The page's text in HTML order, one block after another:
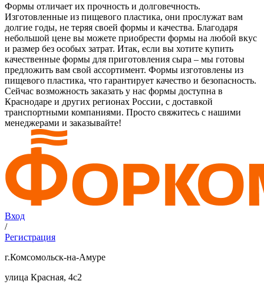
Формы отличает их прочность и долговечность.
Изготовленные из пищевого пластика, они прослужат вам
долгие годы, не теряя своей формы и качества. Благодаря
небольшой цене вы можете приобрести формы на любой вкус
и размер без особых затрат. Итак, если вы хотите купить
качественные формы для приготовления сыра – мы готовы
предложить вам свой ассортимент. Формы изготовлены из
пищевого пластика, что гарантирует качество и безопасность.
Сейчас возможность заказать у нас формы доступна в
Краснодаре и других регионах России, с доставкой
транспортными компаниями. Просто свяжитесь с нашими
менеджерами и заказывайте!
Вход
/
Регистрация
г.Комсомольск-на-Амуре
улица Красная, 4с2